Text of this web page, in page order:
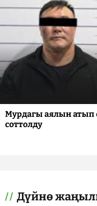
Мурдагы аялын атып
соттолду
Дүйнө